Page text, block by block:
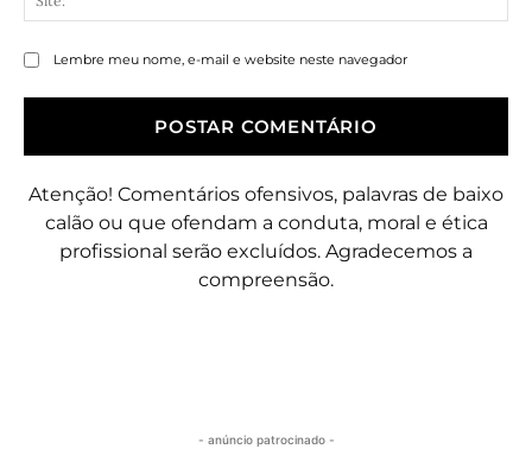
Lembre meu nome, e-mail e website neste navegador
Atenção! Comentários ofensivos, palavras de baixo
calão ou que ofendam a conduta, moral e ética
profissional serão excluídos. Agradecemos a
compreensão.
- anúncio patrocinado -